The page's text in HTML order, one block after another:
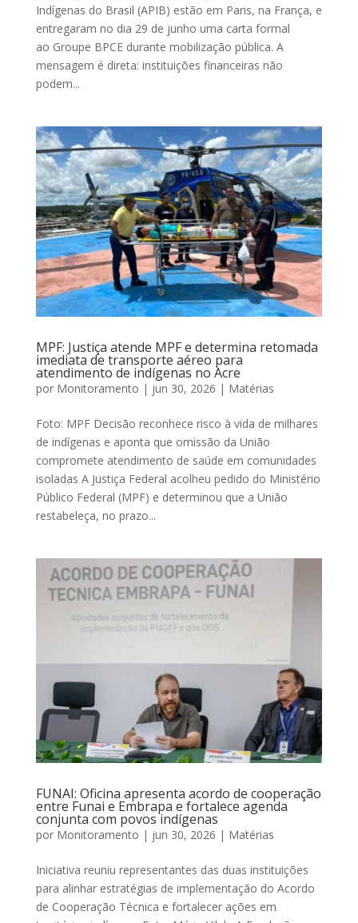
Indígenas do Brasil (APIB) estão em Paris, na França, e
entregaram no dia 29 de junho uma carta formal
ao Groupe BPCE durante mobilização pública. A
mensagem é direta: instituições financeiras não
podem...
MPF: Justiça atende MPF e determina retomada
imediata de transporte aéreo para
atendimento de indígenas no Acre
por Monitoramento | jun 30, 2026 | Matérias
Foto: MPF Decisão reconhece risco à vida de milhares
de indígenas e aponta que omissão da União
compromete atendimento de saúde em comunidades
isoladas A Justiça Federal acolheu pedido do Ministério
Público Federal (MPF) e determinou que a União
restabeleça, no prazo...
FUNAI: Oficina apresenta acordo de cooperação
entre Funai e Embrapa e fortalece agenda
conjunta com povos indígenas
por Monitoramento | jun 30, 2026 | Matérias
Iniciativa reuniu representantes das duas instituições
para alinhar estratégias de implementação do Acordo
de Cooperação Técnica e fortalecer ações em